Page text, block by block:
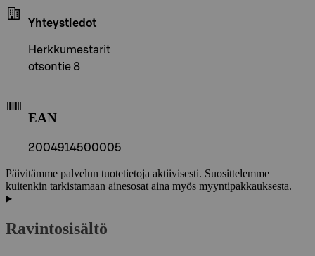
Yhteystiedot
Herkkumestarit
otsontie 8
EAN
2004914500005
Päivitämme palvelun tuotetietoja aktiivisesti. Suosittelemme
kuitenkin tarkistamaan ainesosat aina myös myyntipakkauksesta.
Ravintosisältö